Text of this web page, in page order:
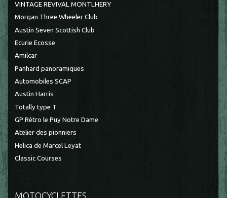
VINTAGE REVIVAL MONTLHERY
Morgan Three Wheeler Club
Austin Seven Scottish Club
Ecurie Ecosse
Amilcar
Panhard panoramiques
Automobiles SCAP
Austin Harris
Totally type T
GP Rétro le Puy Notre Dame
Atelier des pionniers
Helica de Marcel Leyat
Classic Courses
MOTOCYCLETTES